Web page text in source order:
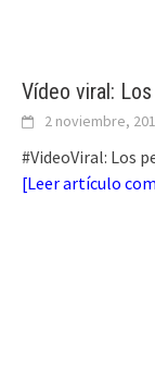
Vídeo viral:
2 noviembre,
#VideoViral: Los
[Leer artículo